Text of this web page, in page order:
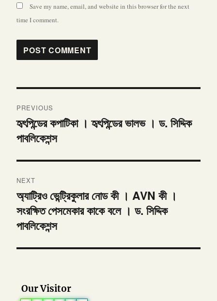
Save my name, email, and website in this browser for the next
time I comment.
navigation
PREVIOUS
Previous
post:
হৃৎপিন্ডের কপাটিকা । হৃৎপিন্ডের ভালভ । ড. সিদ্দিক
পাবলিকেশন্স
NEXT
Next
post:
অ্যাট্রিও ভেন্ট্রিকুলার নোড কী । AVN কী ।
সংরক্ষিত পেসমেকার কাকে বলে । ড. সিদ্দিক
পাবলিকেশন্স
Our Visitor